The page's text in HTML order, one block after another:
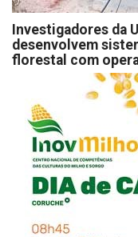
Investigadores da
desenvolvem
florestal com